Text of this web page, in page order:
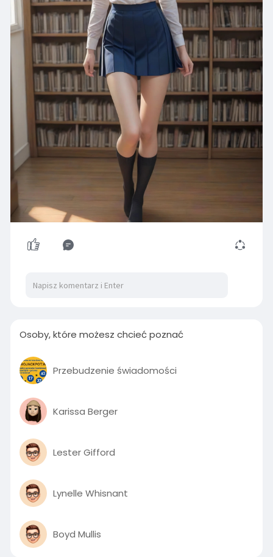
Osoby, które możesz chcieć poznać
Przebudzenie świadomości
Karissa Berger
Lester Gifford
Lynelle Whisnant
Boyd Mullis